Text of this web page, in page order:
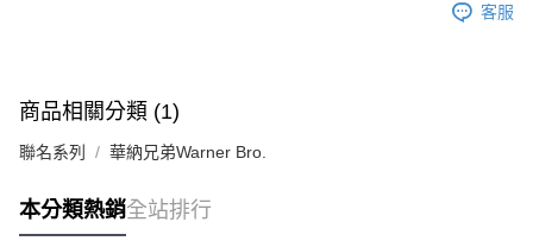
客服
商品相關分類 (1)
聯名系列 華納兄弟Warner Bro.
本分類熱銷全站排行